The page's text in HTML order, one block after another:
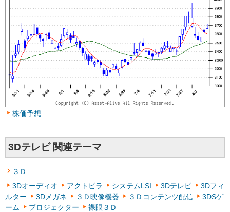
株価予想
3Dテレビ 関連テーマ
３Ｄ
3Dオーディオ
アクトビラ システムLSI 3Dテレビ
3Dフィ
ルター
3Dメガネ ３Ｄ映像機器 ３Ｄコンテンツ配信
3DSゲ
ーム
プロジェクター 裸眼３Ｄ